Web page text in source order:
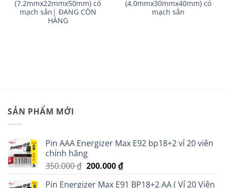
(7.2mmx22mmx50mm) có
mạch sẳn| ĐANG CÒN
HÀNG
(4.0mmx30mmx40mm) có
mạch sẳn
SẢN PHẨM MỚI
Pin AAA Energizer Max E92 bp18+2 vỉ 20 viên
chính hãng
350.000₫ Giá
200.000₫Giá
Pin Energizer Max E91 BP18+2 AA ( Vỉ 20 Viên